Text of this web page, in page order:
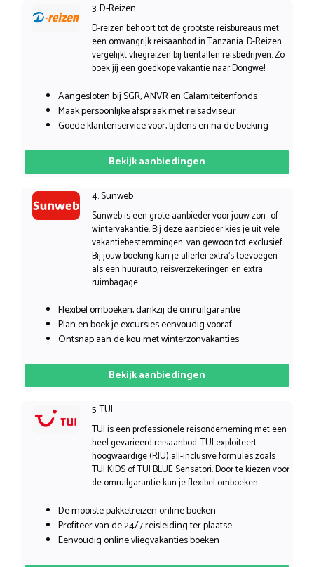
3. D-Reizen
D-reizen behoort tot de grootste reisbureaus met
een omvangrijk reisaanbod in Tanzania. D-Reizen
vergelijkt vliegreizen bij tientallen reisbedrijven. Zo
boek jij een goedkope vakantie naar Dongwe!
Aangesloten bij SGR, ANVR en Calamiteitenfonds
Maak persoonlijke afspraak met reisadviseur
Goede klantenservice voor, tijdens en na de boeking
Bekijk aanbiedingen
4. Sunweb
Sunweb is een grote aanbieder voor jouw zon- of
wintervakantie. Bij deze aanbieder kies je uit vele
vakantiebestemmingen: van gewoon tot exclusief.
Bij jouw boeking kan je allerlei extra’s toevoegen
als een huurauto, reisverzekeringen en extra
ruimbagage.
Flexibel omboeken, dankzij de omruilgarantie
Plan en boek je excursies eenvoudig vooraf
Ontsnap aan de kou met winterzonvakanties
Bekijk aanbiedingen
5. TUI
TUI is een professionele reisonderneming met een
heel gevarieerd reisaanbod. TUI exploiteert
hoogwaardige (RIU) all-inclusive formules zoals
TUI KIDS of TUI BLUE Sensatori. Door te kiezen voor
de omruilgarantie kan je flexibel omboeken.
De mooiste pakketreizen online boeken
Profiteer van de 24/7 reisleiding ter plaatse
Eenvoudig online vliegvakanties boeken